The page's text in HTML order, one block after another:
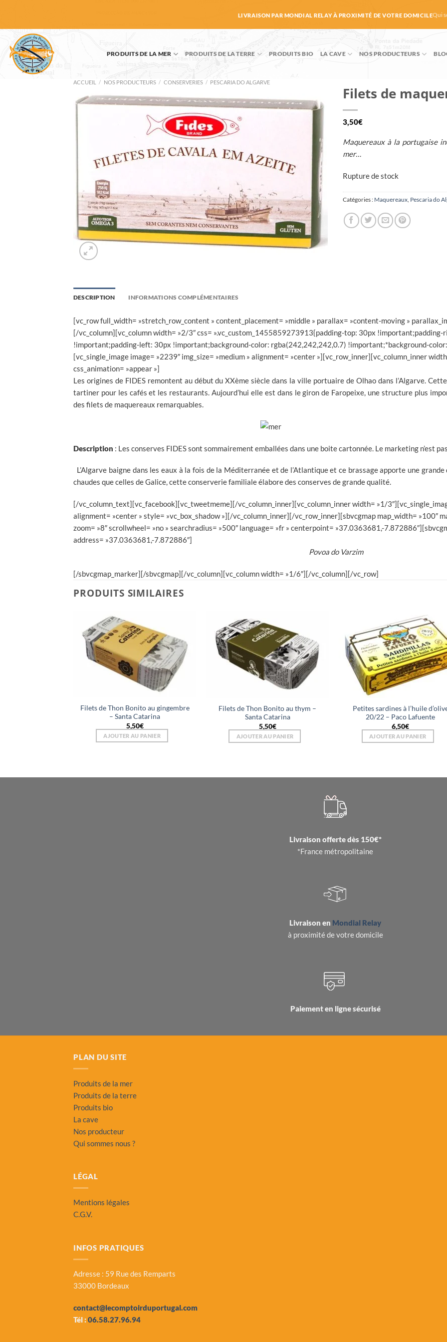
contenu
LIVRAISON PAR MONDIAL RELAY À PROXIMITÉ DE VOTRE DOMICILEQui
PRODUITS DE LA MER PRODUITS DE LA TERRE PRODUITS BIO LA CAVE NOS PRODUCTEURS
ACCUEIL / NOS PRODUCTEURS / CONSERVERIES / PESCARIA DO ALGARVE
Filets de
3,50€
Maquereaux à la portugaise
mer…
Rupture de stock
Catégories : Maquereaux Pescaria do
DESCRIPTION INFORMATIONS COMPLÉMENTAIRES
[vc_row full_width= »stretch_row_content » content_placement= »middle » parallax= »content-moving »
[/vc_column][vc_column width= »2/3″ css= ».vc_custom_1455859273913{padding-top: 30px
!important;padding-left: 30px !important;background-color: rgba(242,242,242,0.7) !important;*background-
[vc_single_image image= »2239″ img_size= »medium » alignment= »center »][vc_row_inner][vc_column_inner
css_animation= »appear »]
Les origines de FIDES remontent au début du XXème siècle dans la ville portuaire de Olhao dans l’Algarve.
tartiner pour les cafés et les restaurants. Aujourd’hui elle est dans le giron de Faropeixe, une structure plus
des filets de maquereaux remarquables.
Description : Les conserves FIDES sont sommairement emballées dans une boite cartonnée. Le marketing n’est
L’Algarve baigne dans les eaux à la fois de la Méditerranée et de l’Atlantique et ce brassage apporte une
chaudes que celles de Galice, cette conserverie familiale élabore des conserves de grande qualité.
[/vc_column_text][vc_facebook][vc_tweetmeme][/vc_column_inner][vc_column_inner width= »1/
alignment= »center » style= »vc_box_shadow »][/vc_column_inner][/vc_row_inner][sbvcgmap map_width= »100″
zoom= »8″ scrollwheel= »no » searchradius= »500″ language= »fr » centerpoint= »37.0363681,-
address= »37.0363681,-7.872886″]
Povoa do Varzim
[/sbvcgmap_marker][/sbvcgmap][/vc_column][vc_column width= »1/6″][/vc_column][/vc_row]
PRODUITS SIMILAIRES
Filets de Thon Bonito au gingembre
– Santa Catarina
5,50€
AJOUTER AU PANIER
Filets de Thon Bonito au thym –
Santa Catarina
5,50€
AJOUTER AU PANIER
Petites sardines à l’huile
20/22 – Paco Lafuente
6,50€
AJOUTER AU PANIER
Livraison offerte dès 150€*
*France métropolitaine
Livraison en Mondial Relay
à proximité de votre domicile
Paiement en ligne sécurisé
PLAN DU SITE
Produits de la mer
Produits de la terre
Produits bio
La cave
Nos producteur
Qui sommes nous ?
LÉGAL
Mentions légales
C.G.V.
INFOS PRATIQUES
Adresse : 59 Rue des Remparts
33000 Bordeaux
contact@lecomptoirduportugal.com
Tél :06.58.27.96.94